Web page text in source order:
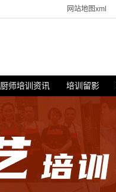
网站地图xml
厨师培训资讯 培训留影